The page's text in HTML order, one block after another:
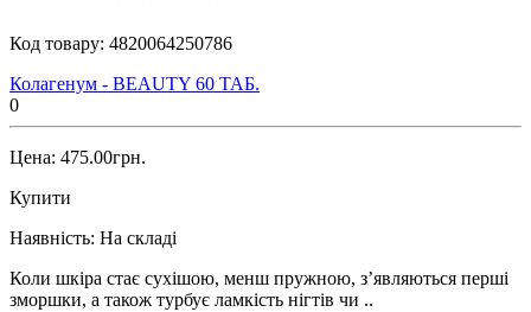
Код товару: 4820064250786
Колагенум - BEAUTY 60 ТАБ.
0
Цена: 475.00грн.
Купити
Наявність: На складі
Коли шкіра стає сухішою, менш пружною, з’являються перші
зморшки, а також турбує ламкість нігтів чи ..